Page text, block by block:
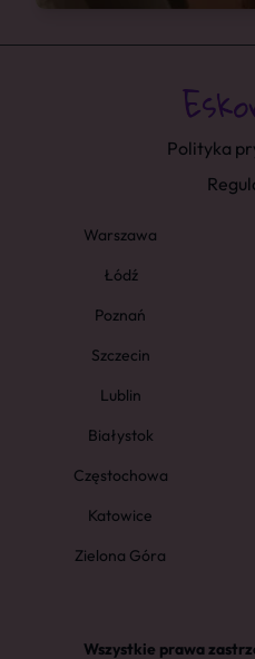
Polityka
Warszawa
Łódź
Poznań
Szczecin
Lublin
Białystok
Częstochowa
Katowice
Zielona Góra
Wszystkie prawa